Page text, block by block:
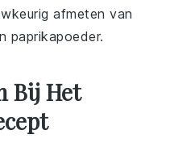
afmeten van
paprikapoeder.
Bij Het